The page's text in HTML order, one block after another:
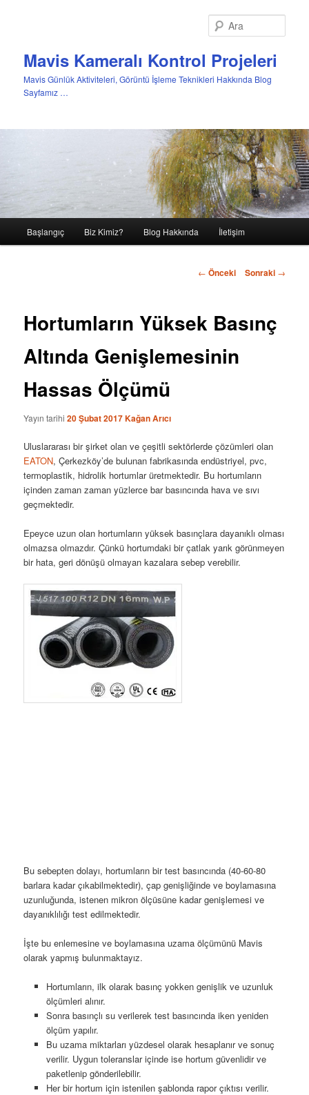
Mavis Kameralı Kontrol Projeleri
Mavis Günlük Aktiviteleri, Görüntü İşleme Teknikleri Hakkında Blog
Sayfamız …
Birincil
Başlangıç Biz Kimiz? Blog Hakkında İletişim
← Önceki Sonraki →
Hortumların Yüksek Basınç
Altında Genişlemesinin
Hassas Ölçümü
Yayın tarihi20 Şubat 2017Kağan Arıcı
Uluslararası bir şirket olan ve çeşitli sektörlerde çözümleri olan
EATON, Çerkezköy’de bulunan fabrikasında endüstriyel, pvc,
termoplastik, hidrolik hortumlar üretmektedir. Bu hortumların
içinden zaman zaman yüzlerce bar basıncında hava ve sıvı
geçmektedir.
Epeyce uzun olan hortumların yüksek basınçlara dayanıklı olması
olmazsa olmazdır. Çünkü hortumdaki bir çatlak yarık görünmeyen
bir hata, geri dönüşü olmayan kazalara sebep verebilir.
Bu sebepten dolayı, hortumların bir test basıncında (40-60-80
barlara kadar çıkabilmektedir), çap genişliğinde ve boylamasına
uzunluğunda, istenen mikron ölçüsüne kadar genişlemesi ve
dayanıklılığı test edilmektedir.
İşte bu enlemesine ve boylamasına uzama ölçümünü Mavis
olarak yapmış bulunmaktayız.
Hortumların, ilk olarak basınç yokken genişlik ve uzunluk
ölçümleri alınır.
Sonra basınçlı su verilerek test basıncında iken yeniden
ölçüm yapılır.
Bu uzama miktarları yüzdesel olarak hesaplanır ve sonuç
verilir. Uygun toleranslar içinde ise hortum güvenlidir ve
paketlenip gönderilebilir.
Her bir hortum için istenilen şablonda rapor çıktısı verilir.